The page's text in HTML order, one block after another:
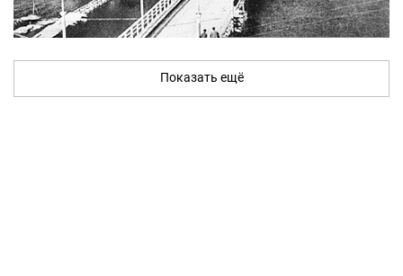
Показать ещё